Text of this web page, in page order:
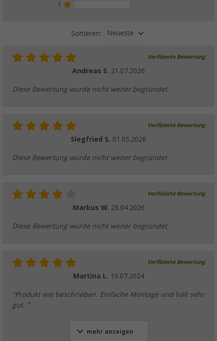
1
Sortieren: Neueste
Verifizierte Bewertung
Andreas S. 21.07.2026
Diese Bewertung wurde nicht weiter begründet.
Verifizierte Bewertung
Siegfried S. 01.05.2026
Diese Bewertung wurde nicht weiter begründet.
Verifizierte Bewertung
Markus W. 28.04.2026
Diese Bewertung wurde nicht weiter begründet.
Verifizierte Bewertung
Martina L. 19.07.2024
"Produkt wie beschrieben. Einfache Montage und hält sehr
gut. "
mehr anzeigen